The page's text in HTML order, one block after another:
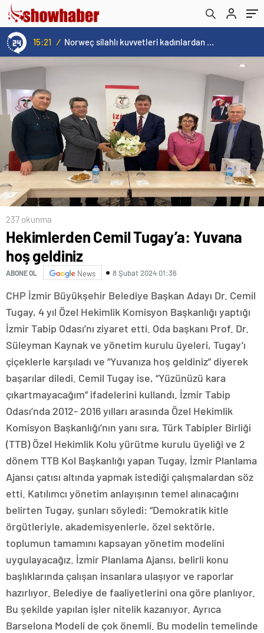
15:21 / Norweç silahlı kuvvetleri kadınlardan oluşan özel kuvvetler eğitimlerini başlattı.
237 okunma
Hekimlerden Cemil Tugay’a: Yuvana
hoş geldiniz
ABONE OL News 8 Şubat 2024 01:36
CHP İzmir Büyükşehir Belediye Başkan Adayı Dr. Cemil
Tugay, 4 yıl Özel Hekimlik Komisyon Başkanlığı yaptığı
İzmir Tabip Odası’nı ziyaret etti. Oda başkanı Prof. Dr.
Süleyman Kaynak ve yönetim kurulu üyeleri, Tugay’ı
çiçeklerle karşıladı ve “Yuvanıza hoş geldiniz” diyerek
başarılar diledi. Cemil Tugay ise, “Yüzünüzü kara
çıkartmayacağım” ifadelerini kullandı. İzmir Tabip
Odası’nda 2012- 2016 yılları arasında Özel Hekimlik
Komisyon Başkanlığı’nın yanı sıra, Türk Tabipler Birliği
(TTB) Özel Hekimlik Kolu yürütme kurulu üyeliği ve 2
dönem TTB Kol Başkanlığı yapan Tugay, İzmir Planlama
Ajansı çatısı altında yapmak istediği çalışmalardan söz
etti. Katılımcı yönetim anlayışının temel alınacağını
belirten Tugay, şunları söyledi: “Demokratik kitle
örgütleriyle, akademisyenlerle, özel sektörle,
toplumun tamamını kapsayan yönetim modelini
uygulayacağız. İzmir Planlama Ajansı, belirli konu
başlıklarında çalışan insanlara ulaşıyor ve raporlar
hazırlıyor. Belediye de faaliyetlerini ona göre planlıyor.
Bu şekilde yapılan işler nitelik kazanıyor. Ayrıca
Barselona Modeli de çok önemli. Bu modelin temelinde